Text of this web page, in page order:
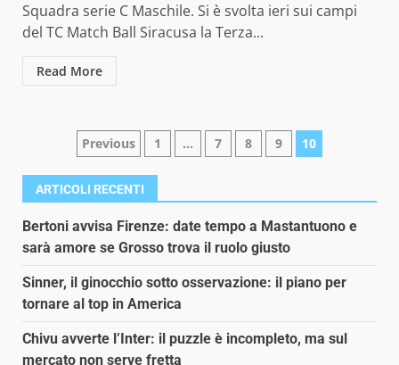
Squadra serie C Maschile. Si è svolta ieri sui campi
del TC Match Ball Siracusa la Terza...
Read More
Paginazione
degli
articoli
Previous 1 … 7 8 9 10
ARTICOLI RECENTI
Bertoni avvisa Firenze: date tempo a Mastantuono e
sarà amore se Grosso trova il ruolo giusto
Sinner, il ginocchio sotto osservazione: il piano per
tornare al top in America
Chivu avverte l’Inter: il puzzle è incompleto, ma sul
mercato non serve fretta